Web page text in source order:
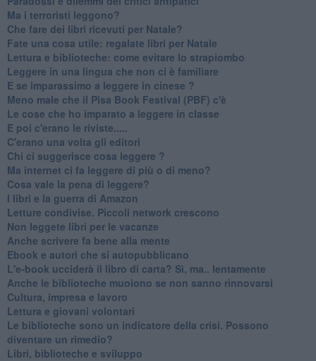
Ma i terroristi leggono?
​Che fare dei libri ricevuti per Natale?
​Fate una cosa utile: regalate libri per Natale
​Lettura e biblioteche: come evitare lo strapiombo
Leggere in una lingua che non ci è familiare
​E se imparassimo a leggere in cinese ?
​Meno male che il Pisa Book Festival (PBF) c'è
​Le cose che ho imparato a leggere in classe
​E poi c'erano le riviste.....
​C'erano una volta gli editori
​Chi ci suggerisce cosa leggere ?
​Ma internet ci fa leggere di più o di meno?
​Cosa vale la pena di leggere?
I libri e la guerra di Amazon
​Letture condivise. Piccoli network crescono
​Non leggete libri per le vacanze
​Anche scrivere fa bene alla mente
​Ebook e autori che si autopubblicano
​L'e-book ucciderà il libro di carta? Sì, ma.. lentamente
​Anche le biblioteche muoiono se non sanno rinnovarsi
​Cultura, impresa e lavoro
​Lettura e giovani volontari
​Le biblioteche sono un indicatore della crisi. Possono
diventare un rimedio?
​Libri, biblioteche e sviluppo